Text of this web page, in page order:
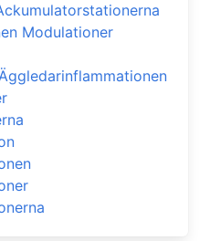
Modulationer